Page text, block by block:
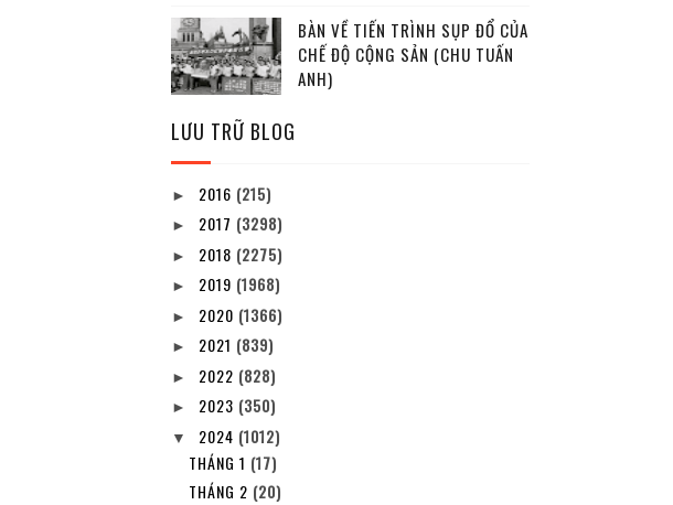
BÀN VỀ TIẾN TRÌNH SỤP ĐỔ CỦA
CHẾ ĐỘ CỘNG SẢN (CHU TUẤN
ANH)
LƯU TRỮ BLOG
► 2016 (215)
► 2017 (3298)
► 2018 (2275)
► 2019 (1968)
► 2020 (1366)
► 2021 (839)
► 2022 (828)
► 2023 (350)
▼ 2024 (1012)
THÁNG 1 (17)
THÁNG 2 (20)